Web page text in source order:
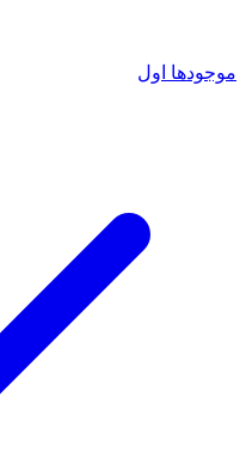
موجودها اول